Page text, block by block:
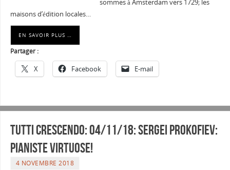
sommes à Amsterdam vers 1729; les
maisons d’édition locales…
EN SAVOIR PLUS …
Partager :
X Facebook E-mail
Tutti Crescendo: 04/11/18: Sergei Prokofiev:
pianiste virtuose!
4 NOVEMBRE 2018